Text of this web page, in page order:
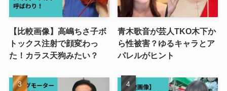
【比較画像】高嶋ちさ子ボ
トックス注射で顔変わっ
た！カラス天狗みたい？
青木歌音が芸人TKO木下か
ら性被害？ゆるキャラとア
パレルがヒント